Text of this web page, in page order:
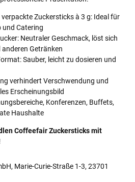
Zuckersticks à 3 g: Ideal für
und Catering
Neutraler Geschmack, löst sich
anderen Getränken
Sauber, leicht zu dosieren und
verhindert Verschwendung und
Erscheinungsbild
Konferenzen, Buffets,
Haushalte
Coffeefair Zuckersticks mit
Marie-Curie-Straße 1-3, 23701